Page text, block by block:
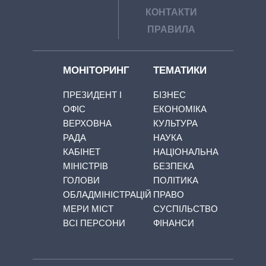
КОНТАКТИ
ПРАВИЛА
МОНІТОРИНГ
ПРЕЗИДЕНТ І
ОФІС
ВЕРХОВНА
РАДА
КАБІНЕТ
МІНІСТРІВ
ГОЛОВИ
ОБЛАДМІНІСТРАЦІЙ
МЕРИ МІСТ
ВСІ ПЕРСОНИ
ТЕМАТИКИ
БІЗНЕС
ЕКОНОМІКА
КУЛЬТУРА
НАУКА
НАЦІОНАЛЬНА
БЕЗПЕКА
ПОЛІТИКА
ПРАВО
СУСПІЛЬСТВО
ФІНАНСИ